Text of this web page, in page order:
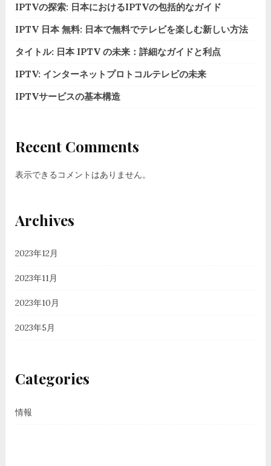
IPTVの探索: 日本におけるIPTVの包括的なガイド
IPTV 日本 無料: 日本で無料でテレビを楽しむ新しい方法
タイトル: 日本 IPTV の未来：詳細なガイドと利点
IPTV: インターネットプロトコルテレビの未来
IPTVサービスの基本構造
Recent Comments
表示できるコメントはありません。
Archives
2023年12月
2023年11月
2023年10月
2023年5月
Categories
情報